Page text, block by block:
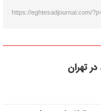
https://eghtesadjournal.com/
تهران